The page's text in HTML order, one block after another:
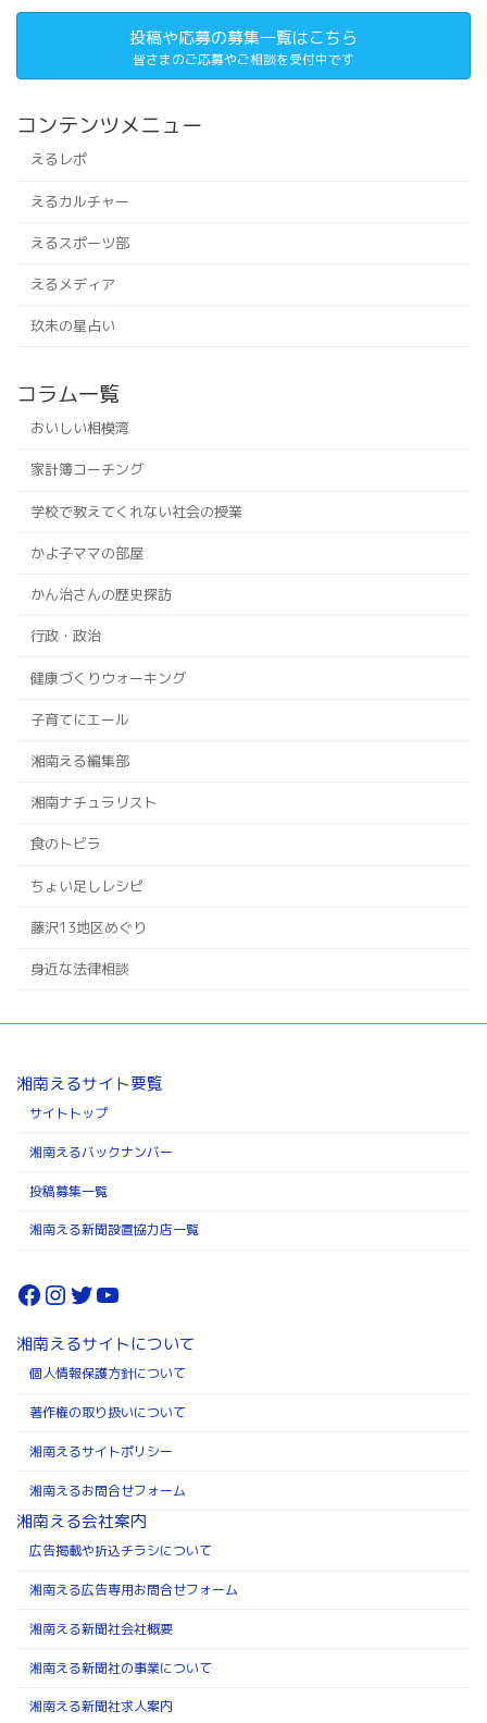
投稿や応募の募集一覧はこちら
皆さまのご応募やご相談を受付中です
コンテンツメニュー
えるレポ
えるカルチャー
えるスポーツ部
えるメディア
玖未の星占い
コラム一覧
おいしい相模湾
家計簿コーチング
学校で教えてくれない社会の授業
かよ子ママの部屋
かん治さんの歴史探訪
行政・政治
健康づくりウォーキング
子育てにエール
湘南える編集部
湘南ナチュラリスト
食のトビラ
ちょい足しレシピ
藤沢13地区めぐり
身近な法律相談
湘南えるサイト要覧
サイトトップ
湘南えるバックナンバー
投稿募集一覧
湘南える新聞設置協力店一覧
Facebook
Instagram
Twitter
YouTube
湘南えるサイトについて
個人情報保護方針について
著作権の取り扱いについて
湘南えるサイトポリシー
湘南えるお問合せフォーム
湘南える会社案内
広告掲載や折込チラシについて
湘南える広告専用お問合せフォーム
湘南える新聞社会社概要
湘南える新聞社の事業について
湘南える新聞社求人案内